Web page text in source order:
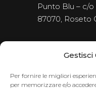
Gestisci
Per fornire le migliori
per memorizzare e/o
Punto Blu – c/o
87070, Roseto
Seguici